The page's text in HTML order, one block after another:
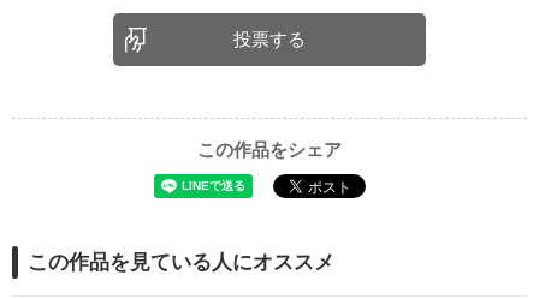
投票する
この作品をシェア
この作品を見ている人にオススメ